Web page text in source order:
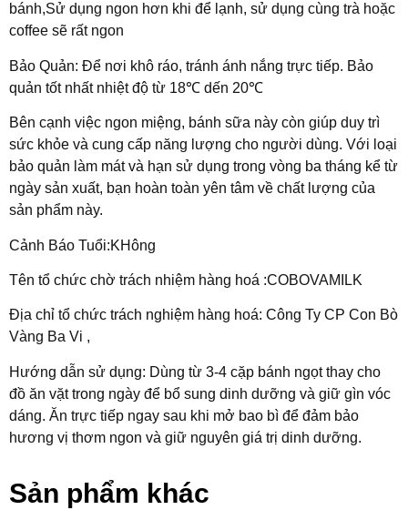
bánh,Sử dụng ngon hơn khi để lạnh, sử dụng cùng trà hoặc
coffee sẽ rất ngon
Bảo Quản: Để nơi khô ráo, tránh ánh nắng trực tiếp. Bảo
quản tốt nhất nhiệt độ từ 18℃ dến 20℃
Bên cạnh việc ngon miệng, bánh sữa này còn giúp duy trì
sức khỏe và cung cấp năng lượng cho người dùng. Với loại
bảo quản làm mát và hạn sử dụng trong vòng ba tháng kể từ
ngày sản xuất, bạn hoàn toàn yên tâm về chất lượng của
sản phẩm này.
Cảnh Báo Tuổi:KHông
Tên tổ chức chờ trách nhiệm hàng hoá :COBOVAMILK
Địa chỉ tổ chức trách nghiệm hàng hoá: Công Ty CP Con Bò
Vàng Ba Vi ,
Hướng dẫn sử dụng: Dùng từ 3-4 cặp bánh ngọt thay cho
đồ ăn vặt trong ngày để bổ sung dinh dưỡng và giữ gìn vóc
dáng. Ăn trực tiếp ngay sau khi mở bao bì để đảm bảo
hương vị thơm ngon và giữ nguyên giá trị dinh dưỡng.
Sản phẩm khác